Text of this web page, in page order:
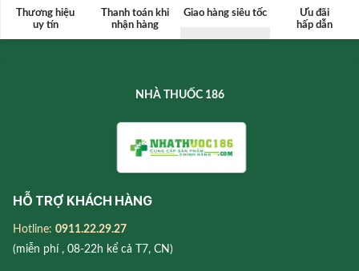
Thương hiệu
uy tín
Thanh toán khi
nhận hàng
Giao hàng siêu tốc
Ưu đãi
hấp dẫn
NHÀ THUỐC 186
HỖ TRỢ KHÁCH HÀNG
Hotline: 0911.22.29.27
(miễn phí , 08-22h kể cả T7, CN)